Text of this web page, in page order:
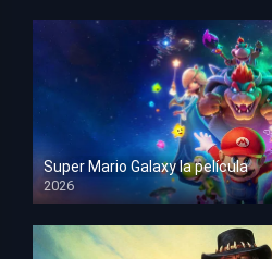
Super Mario Galaxy la película
2026
HD 1080p